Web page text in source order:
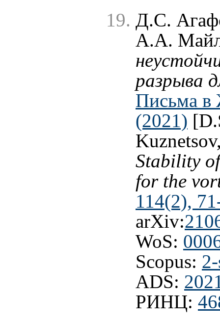
Д.С.
А.А.
разрыва
Письма
(2021)
Stability
for the
114(2),
arXiv:
WoS:
Scopus:
ADS:
РИНЦ: